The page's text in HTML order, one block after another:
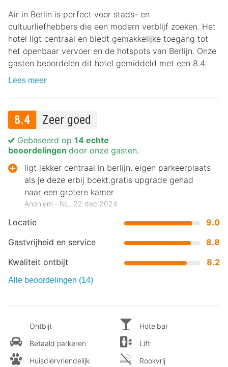
Air in Berlin is perfect voor stads- en
cultuurliefhebbers die een modern verblijf zoeken. Het
hotel ligt centraal en biedt gemakkelijke toegang tot
het openbaar vervoer en de hotspots van Berlijn. Onze
gasten beoordelen dit hotel gemiddeld met een 8.4.
Lees meer
8.4 Zeer goed
Locatie
9.0
Gastvrijheid en service
8.8
Kwaliteit ontbijt
8.2
Gebaseerd op 14 echte
beoordelingen door onze gasten.
ligt lekker centraal in berlijn. eigen parkeerplaats
als je deze erbij boekt.gratis upgrade gehad
naar een grotere kamer
Anoniem ‐ NL, 22 dec 2024
Alle beoordelingen (14)
Ontbijt
Betaald parkeren
Huisdiervriendelijk
Hotelbar
Lift
Rookvrij